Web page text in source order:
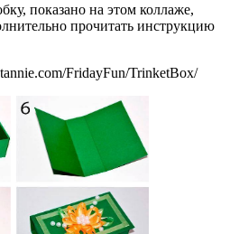
показано на этом коллаже,
прочитать инструкцию
FridayFun/TrinketBox/